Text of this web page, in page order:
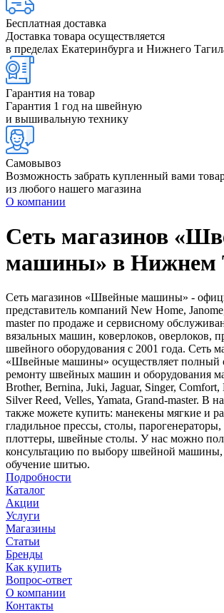
Бесплатная доставка
Доставка товара осуществляется
в пределах Екатеринбурга и Нижнего
Гарантия на товар
Гарантия 1 год на швейную
и вышивальную технику
Самовывоз
Возможность забрать купленный вами
из любого нашего магазина
О компании
Сеть магазинов
машины» в Нижнем
Сеть магазинов «Швейные машины» -
представитель компаний New Home,
master по продаже и сервисному
вязальных машин, коверлоков, оверлоков,
швейного оборудования с 2001 года. Сеть
«Швейные машины» осуществляет полный
ремонту швейных машин и оборудования
Brother, Bernina, Juki, Jaguar, Singer,
Silver Reed, Velles, Yamata, Grand-master. В
также можете купить: манекены мягкие и
гладильное прессы, столы,
плоттеры, швейные столы. У нас можно
консультацию по выбору швейной машины,
обучение шитью.
Подробности
Каталог
Акции
Услуги
Магазины
Статьи
Бренды
Как купить
Вопрос-ответ
О компании
Контакты